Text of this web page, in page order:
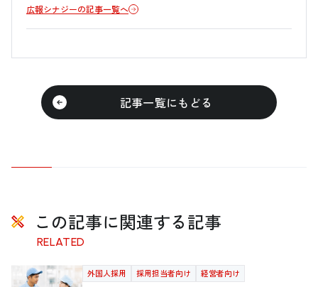
広報シナジーの記事一覧へ
記事一覧にもどる
この記事に関連する記事
RELATED
外国人採用 採用担当者向け 経営者向け